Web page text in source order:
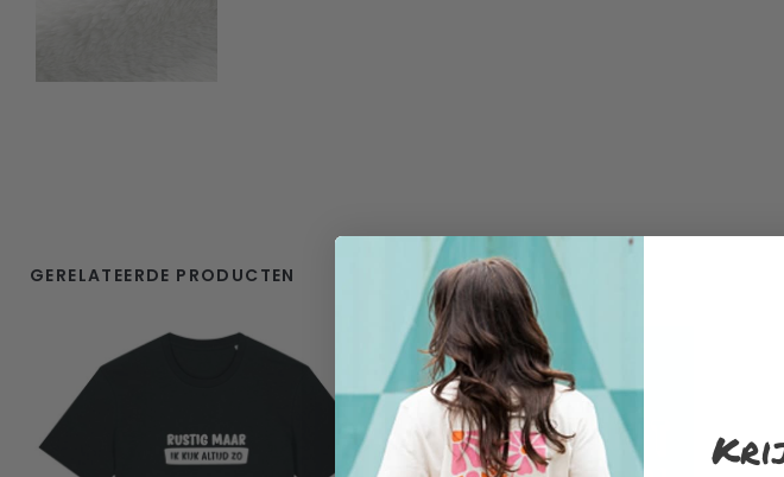
GERELATEERDE PRODUCTEN